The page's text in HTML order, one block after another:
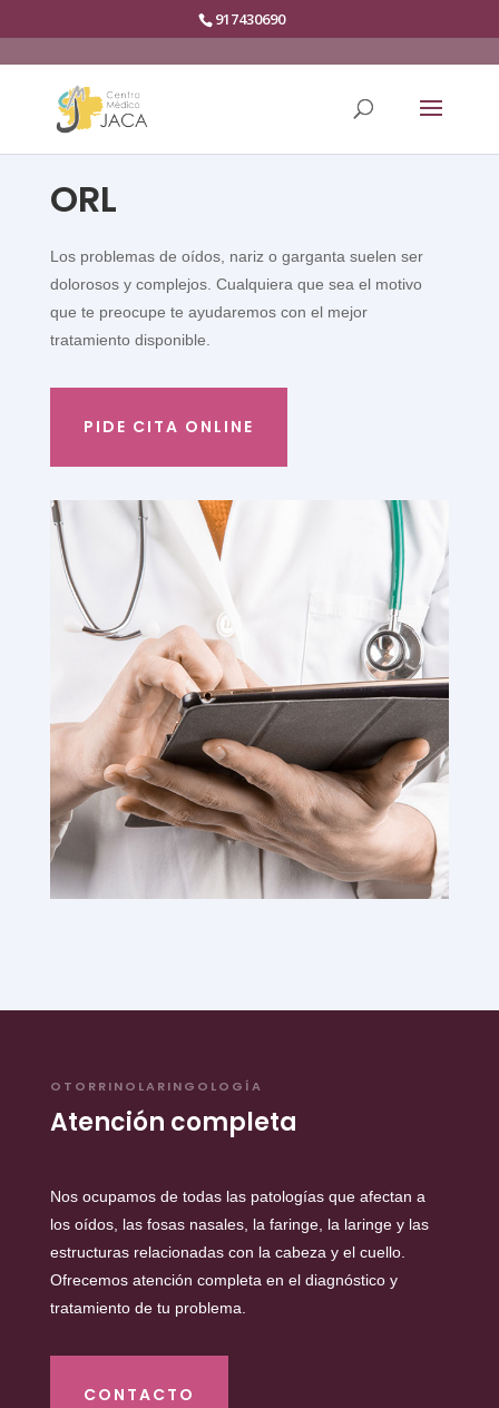
917430690
ORL
Los problemas de oídos, nariz o garganta suelen ser
dolorosos y complejos. Cualquiera que sea el motivo
que te preocupe te ayudaremos con el mejor
tratamiento disponible.
PIDE CITA ONLINE
OTORRINOLARINGOLOGÍA
Atención completa
Nos ocupamos de todas las patologías que afectan a
los oídos, las fosas nasales, la faringe, la laringe y las
estructuras relacionadas con la cabeza y el cuello.
Ofrecemos atención completa en el diagnóstico y
tratamiento de tu problema.
CONTACTO